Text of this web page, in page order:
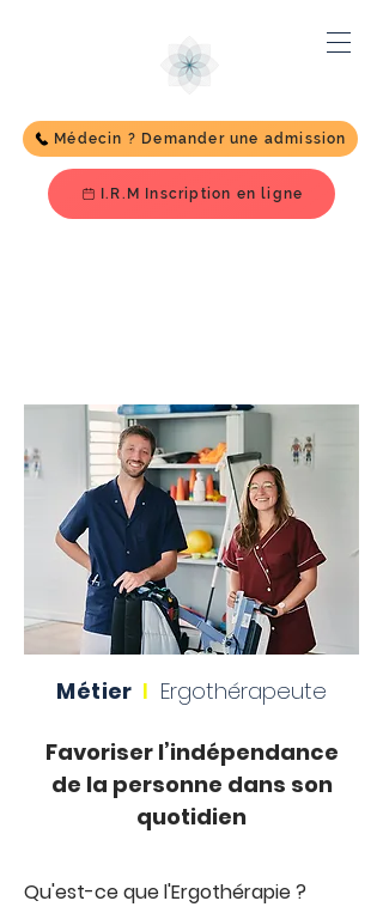
Médecin ? Demander une admission
I.R.M Inscription en ligne
Métier I Ergothérapeute
Favoriser l’indépendance
de la personne dans son
quotidien
Qu'est-ce que l'Ergothérapie ?